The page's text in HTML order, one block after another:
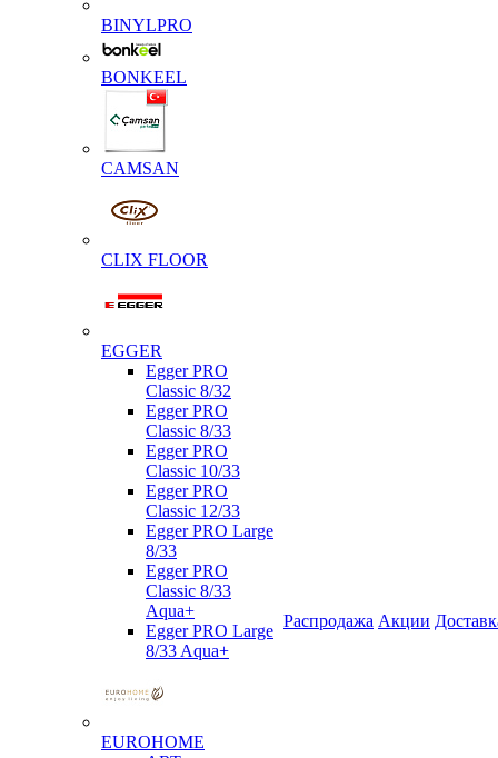
BINYLPRO
BONKEEL
CAMSAN
CLIX FLOOR
EGGER
Egger PRO
Classic 8/32
Egger PRO
Classic 8/33
Egger PRO
Classic 10/33
Egger PRO
Classic 12/33
Egger PRO Large
8/33
Egger PRO
Classic 8/33
Aqua+
Egger PRO Large
8/33 Aqua+
EUROHOME
Распродажа Акции